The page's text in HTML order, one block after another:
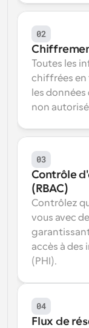
02
Toutes les
chiffrées en
les
non
03
Contrôle
(RBAC)
Contrôlez
vous avec
accès à
(PHI).
04
Flux de